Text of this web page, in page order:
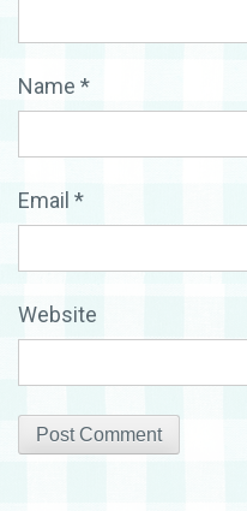
Name *
Email *
Website